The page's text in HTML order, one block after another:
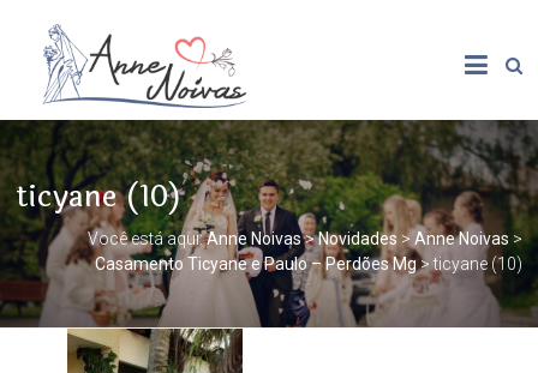
ticyane (10)
Você está aqui:Anne Noivas>Novidades > Anne Noivas >
Casamento Ticyane e Paulo – Perdões Mg>ticyane (10)